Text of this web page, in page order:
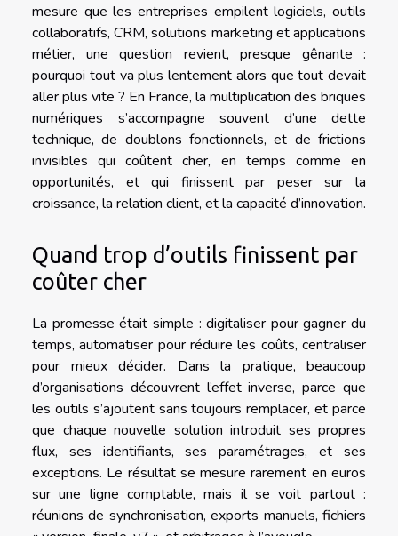
mesure que les entreprises empilent logiciels, outils
collaboratifs, CRM, solutions marketing et applications
métier, une question revient, presque gênante :
pourquoi tout va plus lentement alors que tout devait
aller plus vite ? En France, la multiplication des briques
numériques s’accompagne souvent d’une dette
technique, de doublons fonctionnels, et de frictions
invisibles qui coûtent cher, en temps comme en
opportunités, et qui finissent par peser sur la
croissance, la relation client, et la capacité d’innovation.
Quand trop d’outils finissent par
coûter cher
La promesse était simple : digitaliser pour gagner du
temps, automatiser pour réduire les coûts, centraliser
pour mieux décider. Dans la pratique, beaucoup
d’organisations découvrent l’effet inverse, parce que
les outils s’ajoutent sans toujours remplacer, et parce
que chaque nouvelle solution introduit ses propres
flux, ses identifiants, ses paramétrages, et ses
exceptions. Le résultat se mesure rarement en euros
sur une ligne comptable, mais il se voit partout :
réunions de synchronisation, exports manuels, fichiers